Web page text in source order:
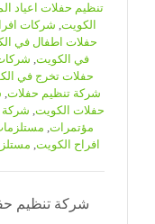
تنظيم حفلات اعياد
الكويت, شركات
حفلات اطفال في
في الكويت,
حفلات تخرج في
شركة تنظيم حفلات,
حفلات الكويت, شركة
مؤتمرات,
افراح الكويت,